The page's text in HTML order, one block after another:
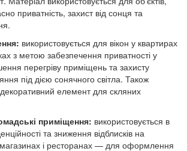
приватність, захист від сонця та
використовується для вікон у квартирах
з метою забезпечення приватності у
перегріву приміщень та захисту
під дією сонячного світла. Також
декоративний елемент для скляних
приміщення: використовується в
та зниження відблисків на
і ресторанах — для оформлення